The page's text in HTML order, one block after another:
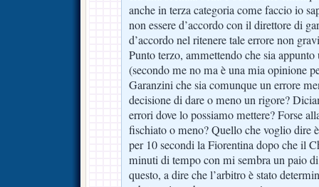
anche in terza categoria come faccio io
non essere d’accordo con il direttore di
d’accordo nel ritenere tale errore non
Punto terzo, ammettendo che sia
(secondo me no ma è una mia opinione
Garanzini che sia comunque un errore
decisione di dare o meno un rigore?
errori dove lo possiamo mettere? Forse
fischiato o meno? Quello che voglio dire
per 10 secondi la Fiorentina dopo che il
minuti di tempo con mi sembra un paio
questo, a dire che l’arbitro è stato